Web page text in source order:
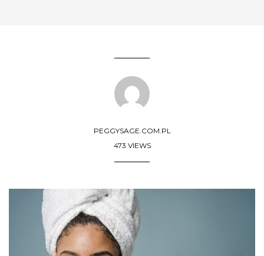
PEGGYSAGE.COM.PL
473 VIEWS